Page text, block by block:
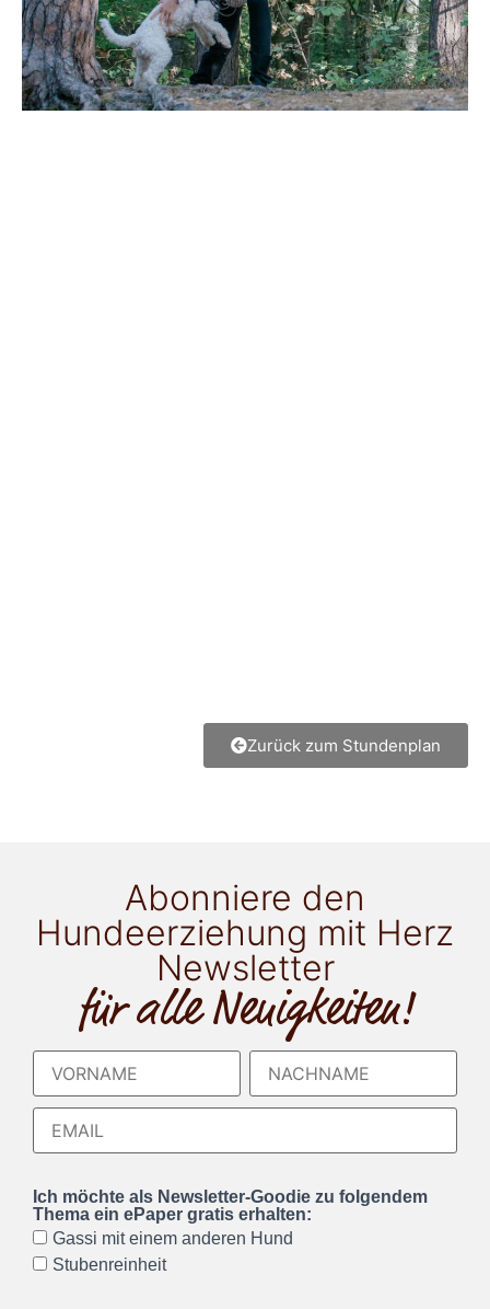
Zurück zum Stundenplan
Abonniere den
Hundeerziehung mit Herz
Newsletter
für alle Neuigkeiten!
Ich möchte als Newsletter-Goodie zu folgendem
Thema ein ePaper gratis erhalten:
Gassi mit einem anderen Hund
Stubenreinheit